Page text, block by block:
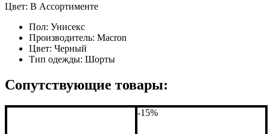
Цвет: В Ассортименте
Пол: Унисекс
Производитель: Macron
Цвет: Черный
Тип одежды: Шорты
Сопутствующие товары:
-15%